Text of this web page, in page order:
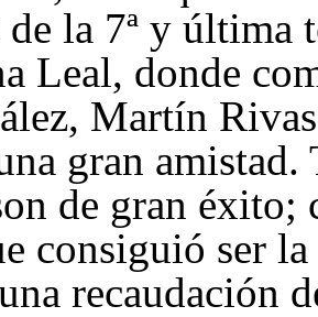
la 7ª y última
Leal, donde
, Martín Rivas
gran
de gran
consiguió ser
recaudación